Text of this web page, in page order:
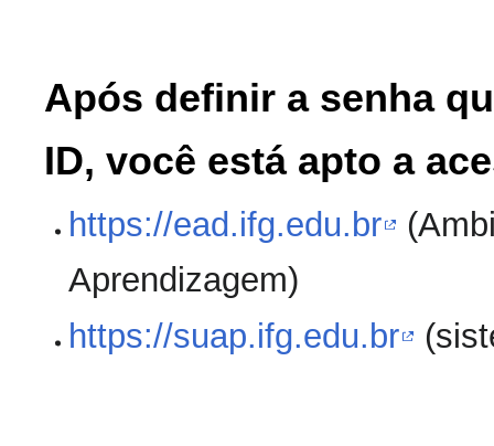
Após definir a senha
ID, você está apto a
https://ead.ifg.edu.br
Aprendizagem)
https://suap.ifg.edu.br